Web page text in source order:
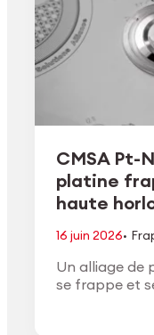
CMSA Pt-
platine
haute
16 juin 2026·
Un alliage de
se frappe et